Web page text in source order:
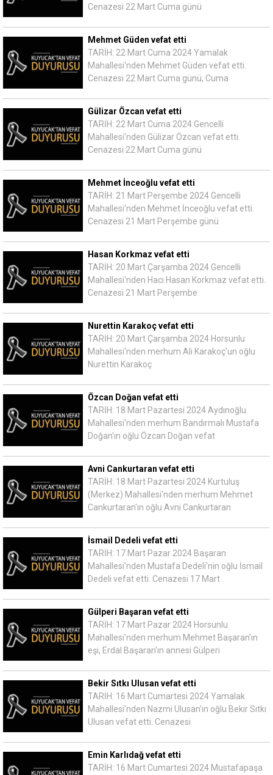
Cenazesi 22 Mart Cuma günü
Mehmet Güden vefat etti
TARİH: 22 Mart Cuma 2024 Yamalak
Mahallesi'nden Mehmet Güden vefat etti.
Cenazesi 22 Mart Cuma günü, Cuma
Gülizar Özcan vefat etti
TARİH: 22 Mart Cuma 2024 Gencelli
Mahallesi'nden Gülizar Özcan vefat etti.
Cenazesi 22 Mart Cuma günü
Mehmet İnceoğlu vefat etti
TARİH: 21 Mart Perşembe 2024 Gencelli
Mahallesi'nden Mehmet İnceoğlu vefat etti.
Cenazesi 21 Mart Perşembe günü
Hasan Korkmaz vefat etti
TARİH: 20 Mart Çarşamba 2024 Gencelli
Mahallesi'nden Hacı Hasan Korkmaz vefat etti.
Cenazesi 21 Mart Perşembe
Nurettin Karakoç vefat etti
TARİH: 20 Mart Çarşamba 2024 Horsunlu
Mahallesi'nden merhum Ali Karakoç'un oğlu
Nurettin Karakoç
Özcan Doğan vefat etti
TARİH: 18 Mart Pazartesi 2024 Aydınoğlu
Mahallesi'nden merhum Bandırmalı Mustafa
Doğan'ın oğlu Özcan Doğan vefat
Avni Cankurtaran vefat etti
TARİH: 18 Mart Pazartesi 2024 Kurtuluş
(Merkez) Mahallesi'nden merhum Mehmet
Cankurtaran'ın oğlu Avni Cankurtaran
İsmail Dedeli vefat etti
TARİH: 17 Mart Pazar 2024 Başaran
Mahallesi'nden Mustafa Dedeli'nin oğlu İsmail
Dedeli vefat etti. Cenazesi 17 Mart
Gülperi Başaran vefat etti
TARİH: 17 Mart Pazar 2024 Horsunlu
Mahallesi'nden merhum Mehmet Başaran'ın
eşi, Erdal Başaran'ın annesi Gülperi
Bekir Sıtkı Ulusan vefat etti
TARİH: 16 Mart Cumartesi 2024 Yamalak
Mahallesi'nden Nazmi Ulusan'ın oğlu Bekir Sıtkı
Ulusan vefat etti. Cenazesi
Emin Karlıdağ vefat etti
TARİH: 16 Mart Cumartesi 2024 Mustafapaşa